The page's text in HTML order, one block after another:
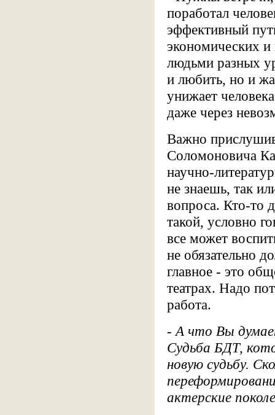
поработал
эффективный
экономических
людьми разных
и любить, но и
унижает
даже через
Важно
Соломоновича
научно-
не знаешь, так
вопроса. Кто-то
такой, условно
все может
не обязательно
главное - это
театрах. Надо
работа.
- А что Вы
Судьба БДТ,
новую судьбу.
актерские